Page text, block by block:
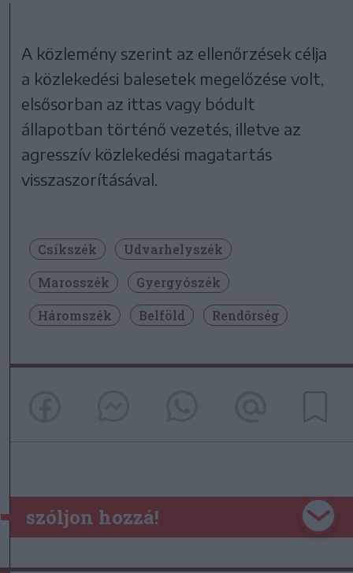
A közlemény szerint az ellenőrzések célja
a közlekedési balesetek megelőzése volt,
elsősorban az ittas vagy bódult
állapotban történő vezetés, illetve az
agresszív közlekedési magatartás
visszaszorításával.
Csíkszék
Udvarhelyszék
Marosszék
Gyergyószék
Háromszék
Belföld Rendőrség
szóljon hozzá!